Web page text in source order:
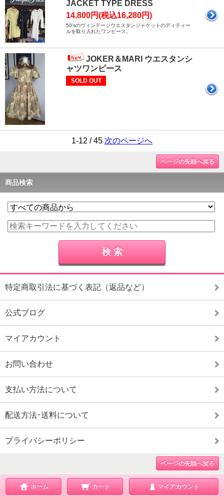
JACKET TYPE DRESS
14,800円(税込16,280円)
50'sのヴィンテージウエスタンジャケットのディティー
ルを取り入れたワンピース。
JOKER＆MARI ウエスタンシ
ャツワンピース
SOLD OUT
1-12 / 45 次のページへ
ページの先頭へ戻る
商品検索
特定商取引法に基づく表記（返品など）
公式ブログ
マイアカウント
お問い合わせ
支払い方法について
配送方法･送料について
プライバシーポリシー
ページの先頭へ戻る
ホーム カート マイアカウント